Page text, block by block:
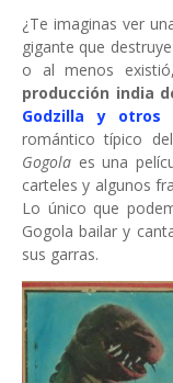
¿Te imaginas ver
gigante que
o al menos
producción india
Godzilla y otros
romántico típico
Gogola es una
carteles y algunos
Lo único que
Gogola bailar y
sus garras.